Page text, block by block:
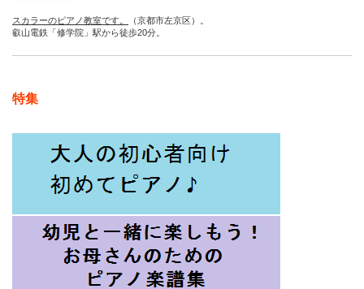
スカラーのピアノ教室です。
（京都市左京区）。
叡山電鉄「修学院」駅から徒歩20分。
特集